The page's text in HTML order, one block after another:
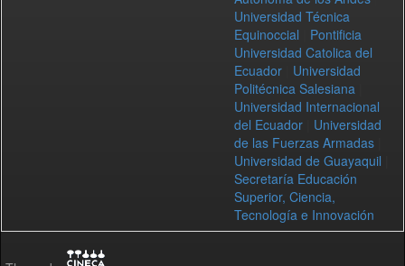
Universidad Técnica
Equinoccial
Pontificia
Universidad Catolica del
Ecuador
Universidad
Politécnica Salesiana
Universidad Internacional
del Ecuador
Universidad
de las Fuerzas Armadas
Universidad de Guayaquil
Secretaría Educación
Superior, Ciencia,
Tecnología e Innovación